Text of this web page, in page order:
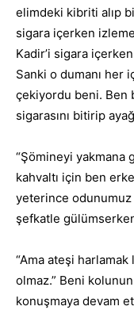
elimdeki kibriti alıp
sigara içerken
Kadir’i sigara
Sanki o dumanı her
çekiyordu beni. Ben
sigarasını bitirip
“Şömineyi yakmana
kahvaltı için ben
yeterince odunumuz
şefkatle
“Ama ateşi harlamak
olmaz.” Beni
konuşmaya devam